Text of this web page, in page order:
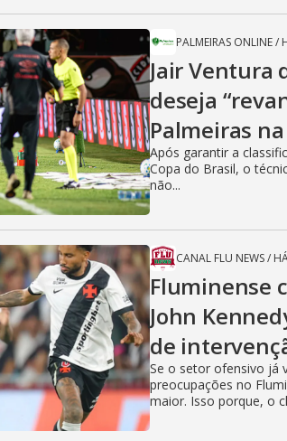
PALMEIRAS ONLINE/
Jair Ventura
deseja
Palmeiras
Após garantir a
Copa do Brasil, o
não...
CANAL FLU NEWS/
Fluminense
John
de
Se o setor ofensivo já
preocupações no
maior. Isso porque, o